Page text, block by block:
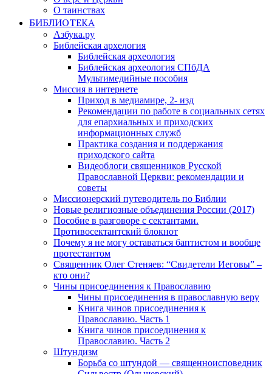
О таинствах
БИБЛИОТЕКА
Азбука.ру
Библейская архелогия
Библейская археология
Библейская археология СПбДА
Мультимедийные пособия
Миссия в интернете
Приход в медиамире, 2- изд
Рекомендации по работе в социальных сетях
для епархиальных и приходских
информационных служб
Практика создания и поддержания
приходского сайта
Видеоблоги священников Русской
Православной Церкви: рекомендации и
советы
Миссионерский путеводитель по Библии
Новые религиозные объединения России (2017)
Пособие в разговоре с сектантами.
Противосектантский блокнот
Почему я не могу оставаться баптистом и вообще
протестантом
Священник Олег Стеняев: “Свидетели Иеговы” –
кто они?
Чины присоединения к Православию
Чины присоединения в православную веру
Книга чинов присоединения к
Православию. Часть 1
Книга чинов присоединения к
Православию. Часть 2
Штундизм
Борьба со штундой — священноисповедник